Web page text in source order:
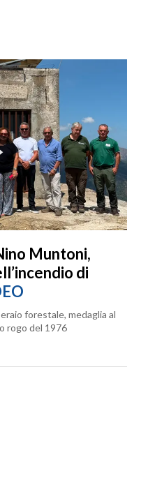
Muntoni,
di
forestale, medaglia al
rogo del 1976